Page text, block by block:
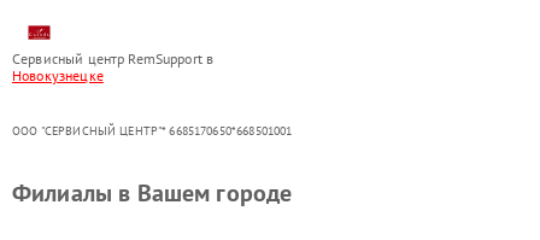
Сервисный центр RemSupport в
Новокузнецке
ООО "СЕРВИСНЫЙ ЦЕНТР"* 6685170650*668501001
Филиалы в Вашем городе